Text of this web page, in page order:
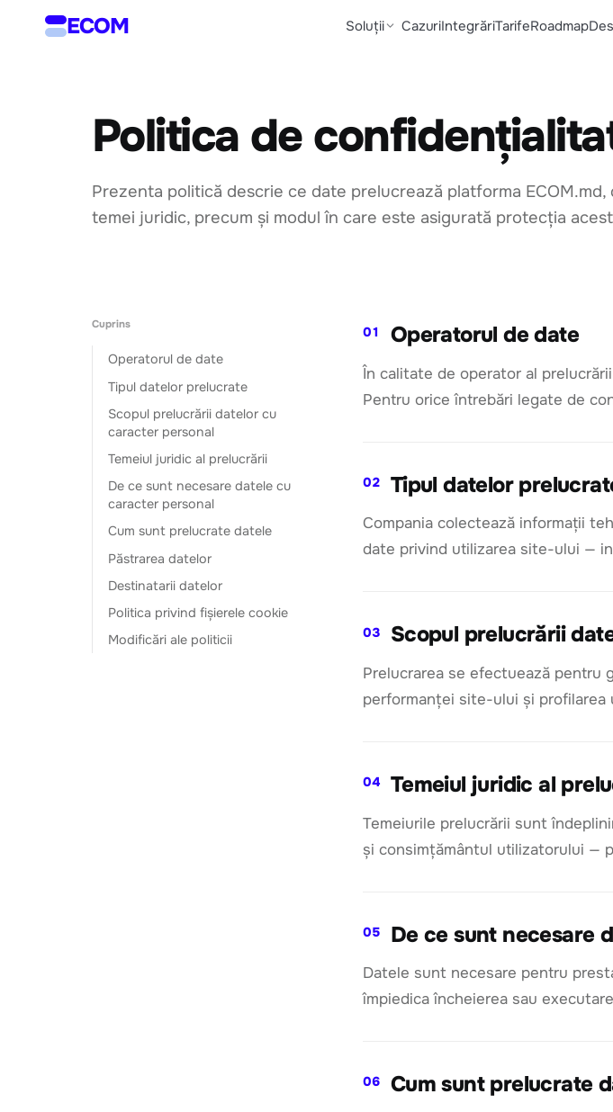
ECOM Soluții CazuriIntegrăriTarifeRoadmap
Politica de
Prezenta politică descrie ce date prelucrează platforma ECOM.md,
temei juridic, precum și modul în care este asigurată protecția
Cuprins
Operatorul de date
Tipul datelor prelucrate
Scopul prelucrării datelor cu
caracter personal
Temeiul juridic al prelucrării
De ce sunt necesare datele cu
caracter personal
Cum sunt prelucrate datele
Păstrarea datelor
Destinatarii datelor
Politica privind fișierele cookie
Modificări ale politicii
01 Operatorul de date
În calitate de operator al
Pentru orice întrebări legate de
02 Tipul datelor
Compania colectează informații
date privind utilizarea site-ului —
03 Scopul prelucrării
Prelucrarea se efectuează pentru
performanței site-ului și profilarea
04 Temeiul juridic al
Temeiurile prelucrării sunt
și consimțământul utilizatorului —
05 De ce sunt necesare
Datele sunt necesare pentru
împiedica încheierea sau
06 Cum sunt prelucrate